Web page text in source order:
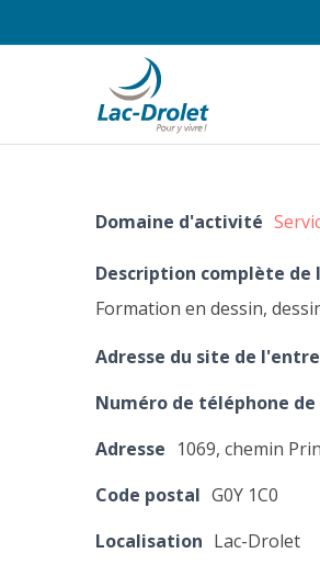
Domaine d'activité
Description complète de
Formation en dessin,
Adresse du site de
Numéro de téléphone
Adresse 1069, chemin
Code postal G0Y 1C0
Localisation Lac-Drolet